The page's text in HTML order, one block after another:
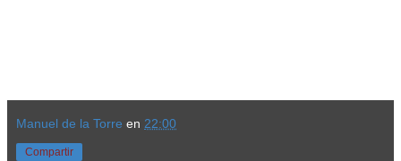
Manuel de la Torre en 22:00
Compartir